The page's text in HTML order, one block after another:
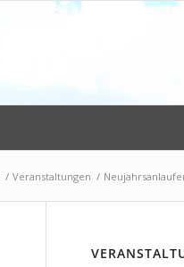
/ Veranstaltungen /